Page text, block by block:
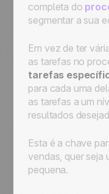
completa do
segmentar a sua
Em vez de ter
as tarefas no
tarefas
para cada uma
as tarefas a um
resultados
Esta é a chave
vendas, quer seja
pequena.